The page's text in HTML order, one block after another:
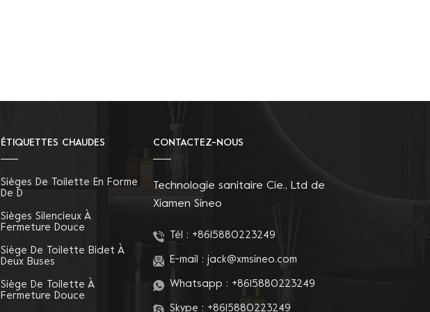
ÉTIQUETTES CHAUDES
Sièges De Toilette En Forme
De D
Sièges Silencieux À
Fermeture Douce
Siège De Toilette Bidet À
Deux Buses
Siège De Toilette À
Fermeture Douce
CONTACTEZ-NOUS
Technologie sanitaire Cie., Ltd de
Xiamen Sineo
Tél : +8615880223249
E-mail : jack@xmsineo.com
Whatsapp : +8615880223249
Skype : +8615880223249